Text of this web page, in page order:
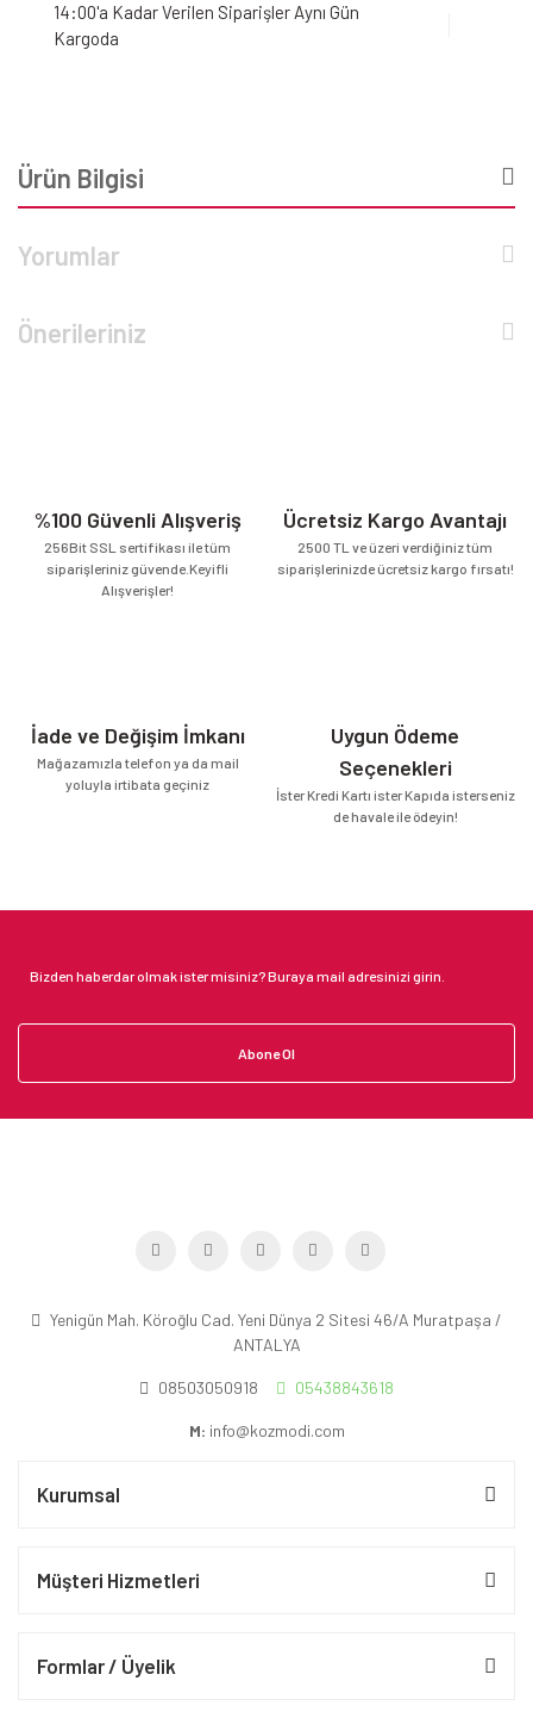
14:00'a Kadar Verilen Siparişler Aynı Gün
Kargoda
Ürün Bilgisi
Yorumlar
Önerileriniz
%100 Güvenli Alışveriş
256Bit SSL sertifikası ile tüm
siparişleriniz güvende.Keyifli
Alışverişler!
Ücretsiz Kargo Avantajı
2500 TL ve üzeri verdiğiniz tüm
siparişlerinizde ücretsiz kargo fırsatı!
İade ve Değişim İmkanı
Mağazamızla telefon ya da mail
yoluyla irtibata geçiniz
Uygun Ödeme
Seçenekleri
İster Kredi Kartı ister Kapıda isterseniz
de havale ile ödeyin!
Abone Ol
Yenigün Mah. Köroğlu Cad. Yeni Dünya 2 Sitesi 46/A Muratpaşa /
ANTALYA
08503050918 05438843618
M: info@kozmodi.com
Kurumsal
Müşteri Hizmetleri
Formlar / Üyelik